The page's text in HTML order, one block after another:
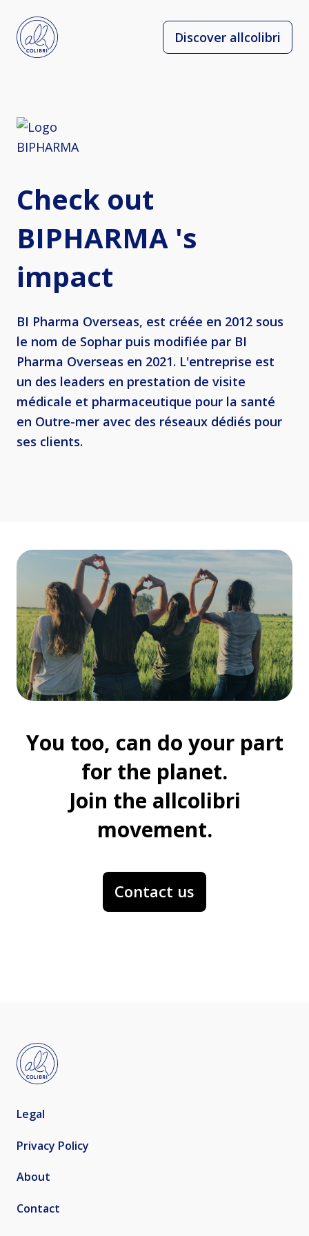
Discover allcolibri
Check out
BIPHARMA 's
impact
BI Pharma Overseas, est créée en 2012 sous
le nom de Sophar puis modifiée par BI
Pharma Overseas en 2021. L'entreprise est
un des leaders en prestation de visite
médicale et pharmaceutique pour la santé
en Outre-mer avec des réseaux dédiés pour
ses clients.
You too, can do your part
for the planet.
Join the allcolibri
movement.
Contact us
Legal
Privacy Policy
About
Contact